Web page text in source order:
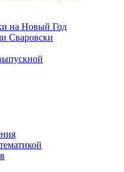
на Новый Год
Сваровски